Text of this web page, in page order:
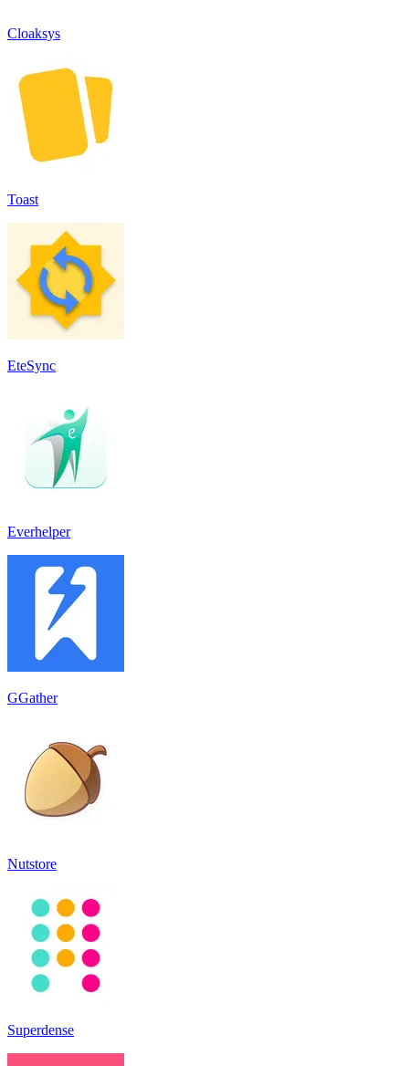
Cloaksys
Toast
EteSync
Everhelper
GGather
Nutstore
Superdense